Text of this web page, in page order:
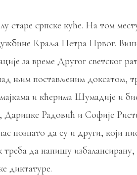
српске куће. На том
Краља Петра Првог.
за време Другог светског
њим постављеним доксатом,
и кћерима Шумадије и
Даринке Радовић и Софије
познато да су и други, који
да напишу
диктатуре.